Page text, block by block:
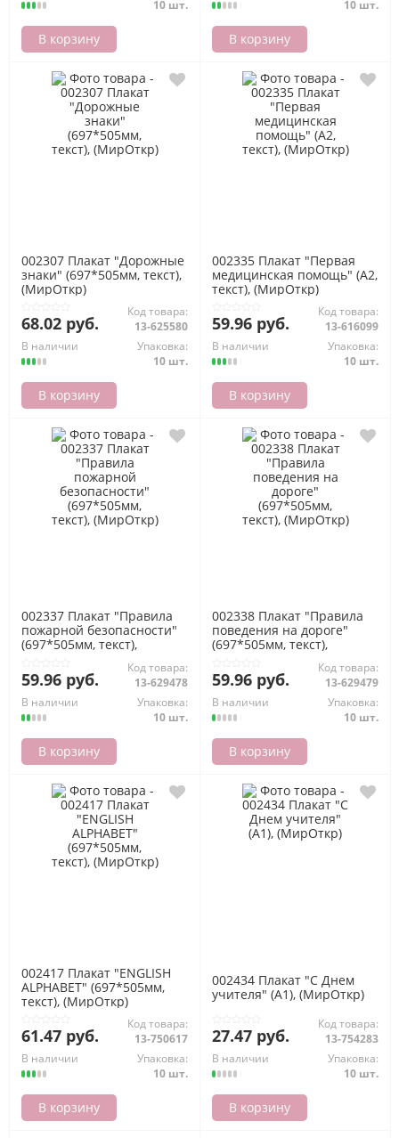
10 шт.
В корзину
10 шт.
В корзину
002307 Плакат "Дорожные
знаки" (697*505мм, текст),
(МирОткр)
68.02 руб.
Код товара:
13-625580
В наличии
Упаковка:
10 шт.
В корзину
002335 Плакат "Первая
медицинская помощь" (А2,
текст), (МирОткр)
59.96 руб.
Код товара:
13-616099
В наличии
Упаковка:
10 шт.
В корзину
002337 Плакат "Правила
пожарной безопасности"
(697*505мм, текст),
59.96 руб.
Код товара:
13-629478
В наличии
Упаковка:
10 шт.
В корзину
002338 Плакат "Правила
поведения на дороге"
(697*505мм, текст),
59.96 руб.
Код товара:
13-629479
В наличии
Упаковка:
10 шт.
В корзину
002417 Плакат "ENGLISH
ALPHABET" (697*505мм,
текст), (МирОткр)
61.47 руб.
Код товара:
13-750617
В наличии
Упаковка:
10 шт.
В корзину
002434 Плакат "С Днем
учителя" (А1), (МирОткр)
27.47 руб.
Код товара:
13-754283
В наличии
Упаковка:
10 шт.
В корзину